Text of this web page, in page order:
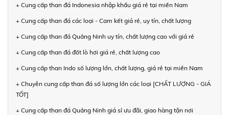
+ Cung cấp than đá Indonesia nhập khẩu giá rẻ tại miền Nam
+ Cung cấp than đá các loại - Cam kết giá rẻ, uy tín, chất lượng
+ Cung cấp than đá Quảng Ninh uy tín, chất lượng cao với giá rẻ
+ Cung cấp than đá đốt lò hơi giá rẻ, chất lượng cao
+ Cung cấp than Indo số lượng lớn, chất lượng, giá rẻ tại miền Nam
+ Chuyên cung cấp than đá số lượng lớn các loại [CHẤT LƯỢNG - GIÁ
TỐT]
+ Cung cấp than đá Quảng Ninh giá sỉ ưu đãi, giao hàng tận nơi